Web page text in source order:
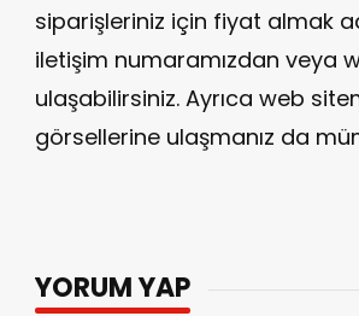
siparişleriniz için fiyat almak
iletişim numaramızdan veya
ulaşabilirsiniz. Ayrıca web
görsellerine ulaşmanız da
YORUM YAP